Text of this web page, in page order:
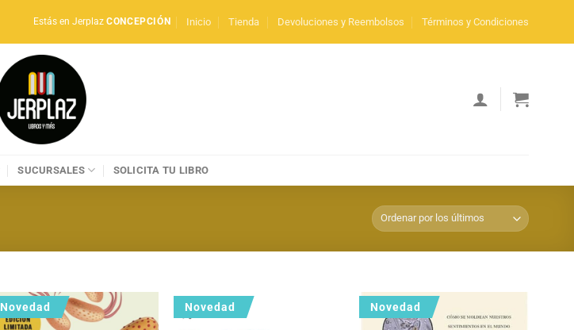
Estás en JerplazCONCEPCIÓN Inicio Tienda Devoluciones y Reembolsos Términos y Condiciones
SUCURSALES SOLICITA TU LIBRO
Novedad Novedad Novedad